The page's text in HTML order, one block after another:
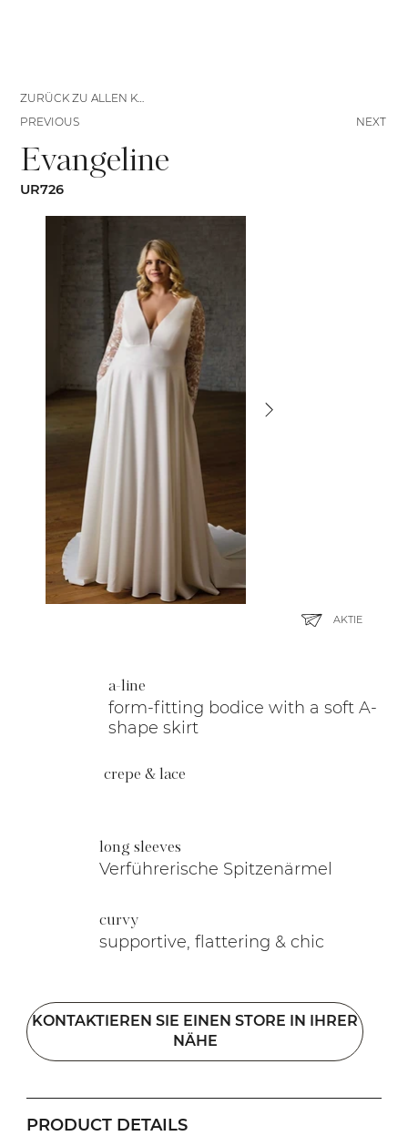
a-line
form-fitting bodice with a soft A-
shape skirt
crepe & lace
long sleeves
Verführerische Spitzenärmel
curvy
supportive, flattering & chic
KONTAKTIEREN SIE EINEN STORE IN IHRER
NÄHE
Evangeline
UR726
AKTIE
NEXT
ZURÜCK ZU ALLEN KLEIDERN
PREVIOUS
PRODUCT DETAILS